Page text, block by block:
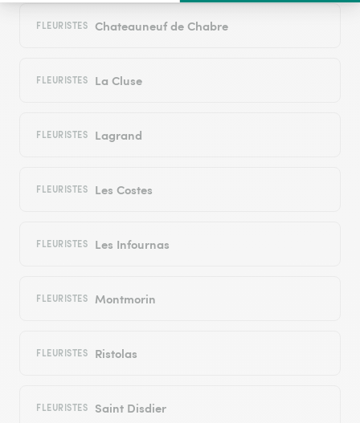
FLEURISTES Chateauneuf de Chabre
FLEURISTES La Cluse
FLEURISTES Lagrand
FLEURISTES Les Costes
FLEURISTES Les Infournas
FLEURISTES Montmorin
FLEURISTES Ristolas
FLEURISTES Saint Disdier